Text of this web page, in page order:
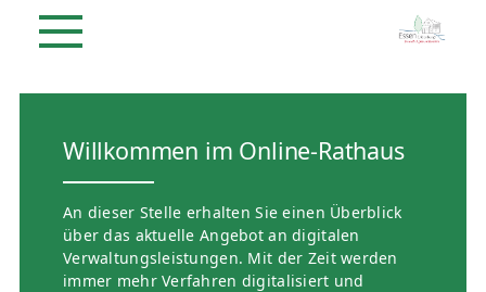
Willkommen im Online-Rathaus
An dieser Stelle erhalten Sie einen Überblick
über das aktuelle Angebot an digitalen
Verwaltungsleistungen. Mit der Zeit werden
immer mehr Verfahren digitalisiert und